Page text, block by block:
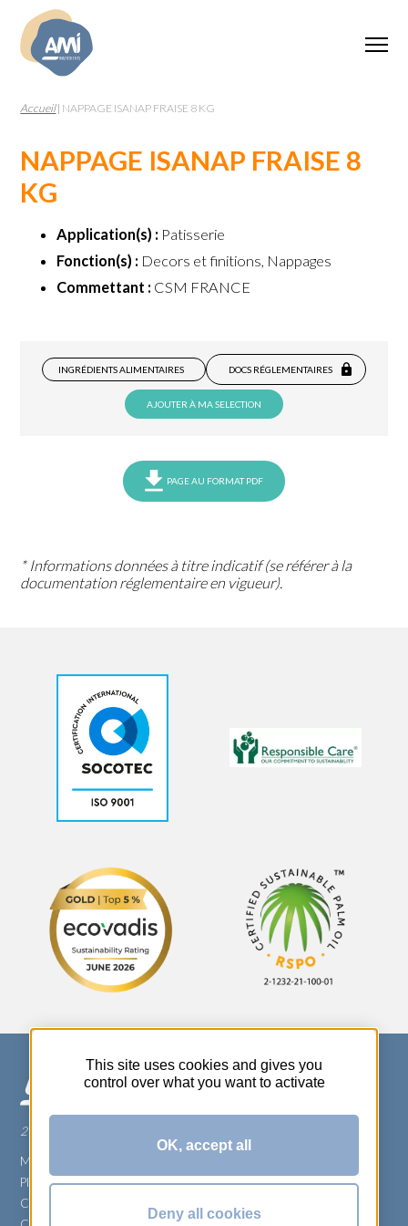
Accueil| NAPPAGE ISANAP FRAISE 8 KG
NAPPAGE ISANAP FRAISE 8
KG
Application(s) : Patisserie
Fonction(s) : Decors et finitions, Nappages
Commettant : CSM FRANCE
INGRÉDIENTS ALIMENTAIRES DOCS RÉGLEMENTAIRES
AJOUTER À MA SELECTION
PAGE AU FORMAT PDF
* Informations données à titre indicatif (se référer à la
documentation réglementaire en vigueur).
270 Rue Thérèse Planiol - 37310 TAUXIGNY
Mentions légales
Plan du site
Carrière
This site uses cookies and gives you
control over what you want to activate
OK, accept all
Deny all cookies